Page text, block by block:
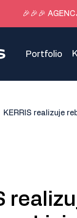
🎉🎉🎉
Portfolio
KERRIS realizuje